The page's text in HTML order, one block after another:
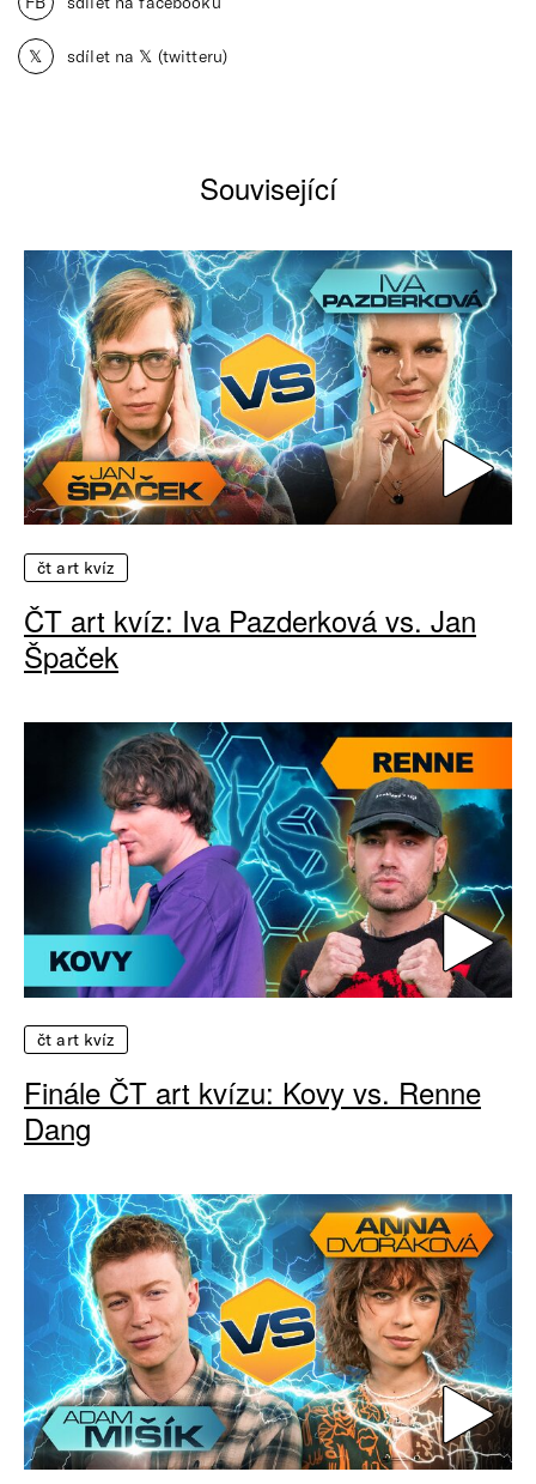
𝕏 sdílet na 𝕏 (twitteru)
Související
čt art kvíz
ČT art kvíz: Iva Pazderková vs. Jan
Špaček
čt art kvíz
Finále ČT art kvízu: Kovy vs. Renne
Dang